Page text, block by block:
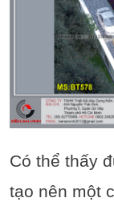
Có thể thấy
tạo nên một